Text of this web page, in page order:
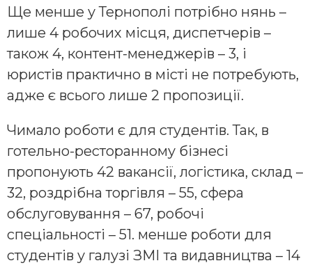
Ще менше у Тернополі потрібно нянь –
лише 4 робочих місця, диспетчерів –
також 4, контент-менеджерів – 3, і
юристів практично в місті не потребують,
адже є всього лише 2 пропозиції.
Чимало роботи є для студентів. Так, в
готельно-ресторанному бізнесі
пропонують 42 вакансії, логістика, склад –
32, роздрібна торгівля – 55, сфера
обслуговування – 67, робочі
спеціальності – 51. менше роботи для
студентів у галузі ЗМІ та видавництва – 14